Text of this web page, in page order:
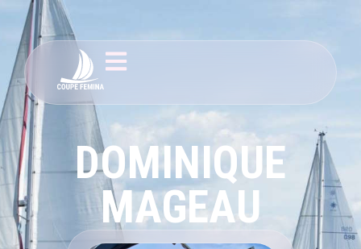
DOMINIQUE
MAGEAU